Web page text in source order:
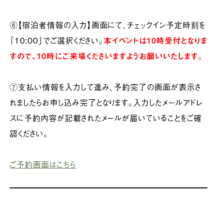
⑥【宿泊者情報の入力】画面にて、チェックイン予定時刻を
「10:00」でご選択ください。 本イベントは10時受付となりま
すので、10時にご来場くださいますようお願いいたします。
⑦支払い情報を入力して進み、予約完了の画面が表示さ
れましたらお申し込み完了となります。入力したメールアドレ
スに予約内容が記載されたメールが届いていることをご確
認ください。
ご予約画面はこちら